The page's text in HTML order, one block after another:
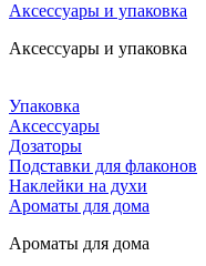
Аксессуары и упаковка
Аксессуары и упаковка
Упаковка
Аксессуары
Дозаторы
Подставки для флаконов
Наклейки на духи
Ароматы для дома
Ароматы для дома